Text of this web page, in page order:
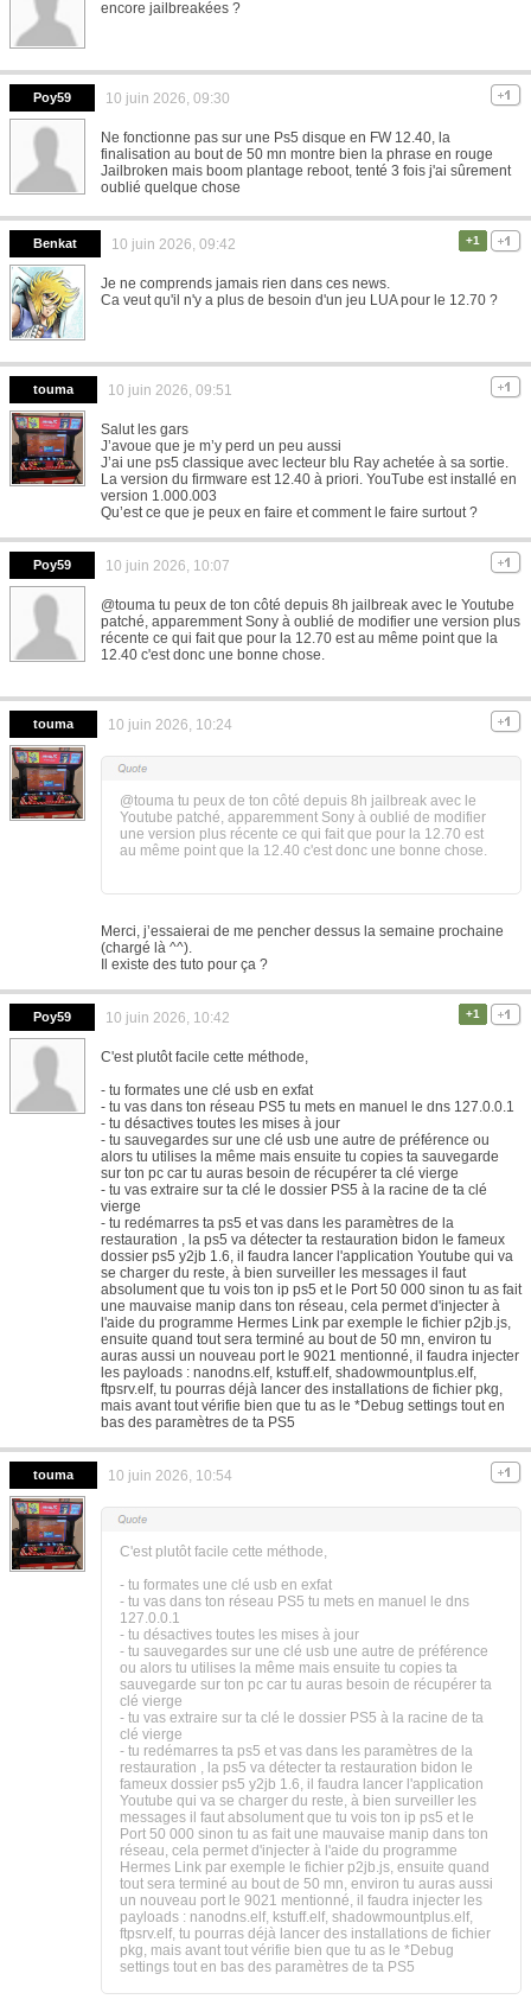
encore jailbreakées ?
Poy59 10 juin 2026, 09:30
Ne fonctionne pas sur une Ps5 disque en FW 12.40, la
finalisation au bout de 50 mn montre bien la phrase en rouge
Jailbroken mais boom plantage reboot, tenté 3 fois j'ai sûrement
oublié quelque chose
Benkat 10 juin 2026, 09:42 +1
Je ne comprends jamais rien dans ces news.
Ca veut qu'il n'y a plus de besoin d'un jeu LUA pour le 12.70 ?
touma 10 juin 2026, 09:51
Salut les gars
J’avoue que je m’y perd un peu aussi
J’ai une ps5 classique avec lecteur blu Ray achetée à sa sortie.
La version du firmware est 12.40 à priori. YouTube est installé en
version 1.000.003
Qu’est ce que je peux en faire et comment le faire surtout ?
Poy59 10 juin 2026, 10:07
@touma tu peux de ton côté depuis 8h jailbreak avec le Youtube
patché, apparemment Sony à oublié de modifier une version plus
récente ce qui fait que pour la 12.70 est au même point que la
12.40 c'est donc une bonne chose.
touma 10 juin 2026, 10:24
@touma tu peux de ton côté depuis 8h jailbreak avec le
Youtube patché, apparemment Sony à oublié de modifier
une version plus récente ce qui fait que pour la 12.70 est
au même point que la 12.40 c'est donc une bonne chose.
Merci, j’essaierai de me pencher dessus la semaine prochaine
(chargé là ^^).
Il existe des tuto pour ça ?
Poy59 10 juin 2026, 10:42 +1
C'est plutôt facile cette méthode,
- tu formates une clé usb en exfat
- tu vas dans ton réseau PS5 tu mets en manuel le dns 127.0.0.1
- tu désactives toutes les mises à jour
- tu sauvegardes sur une clé usb une autre de préférence ou
alors tu utilises la même mais ensuite tu copies ta sauvegarde
sur ton pc car tu auras besoin de récupérer ta clé vierge
- tu vas extraire sur ta clé le dossier PS5 à la racine de ta clé
vierge
- tu redémarres ta ps5 et vas dans les paramètres de la
restauration , la ps5 va détecter ta restauration bidon le fameux
dossier ps5 y2jb 1.6, il faudra lancer l'application Youtube qui va
se charger du reste, à bien surveiller les messages il faut
absolument que tu vois ton ip ps5 et le Port 50 000 sinon tu as fait
une mauvaise manip dans ton réseau, cela permet d'injecter à
l'aide du programme Hermes Link par exemple le fichier p2jb.js,
ensuite quand tout sera terminé au bout de 50 mn, environ tu
auras aussi un nouveau port le 9021 mentionné, il faudra injecter
les payloads : nanodns.elf, kstuff.elf, shadowmountplus.elf,
ftpsrv.elf, tu pourras déjà lancer des installations de fichier pkg,
mais avant tout vérifie bien que tu as le *Debug settings tout en
bas des paramètres de ta PS5
touma 10 juin 2026, 10:54
C'est plutôt facile cette méthode,
- tu formates une clé usb en exfat
- tu vas dans ton réseau PS5 tu mets en manuel le dns
127.0.0.1
- tu désactives toutes les mises à jour
- tu sauvegardes sur une clé usb une autre de préférence
ou alors tu utilises la même mais ensuite tu copies ta
sauvegarde sur ton pc car tu auras besoin de récupérer ta
clé vierge
- tu vas extraire sur ta clé le dossier PS5 à la racine de ta
clé vierge
- tu redémarres ta ps5 et vas dans les paramètres de la
restauration , la ps5 va détecter ta restauration bidon le
fameux dossier ps5 y2jb 1.6, il faudra lancer l'application
Youtube qui va se charger du reste, à bien surveiller les
messages il faut absolument que tu vois ton ip ps5 et le
Port 50 000 sinon tu as fait une mauvaise manip dans ton
réseau, cela permet d'injecter à l'aide du programme
Hermes Link par exemple le fichier p2jb.js, ensuite quand
tout sera terminé au bout de 50 mn, environ tu auras aussi
un nouveau port le 9021 mentionné, il faudra injecter les
payloads : nanodns.elf, kstuff.elf, shadowmountplus.elf,
ftpsrv.elf, tu pourras déjà lancer des installations de fichier
pkg, mais avant tout vérifie bien que tu as le *Debug
settings tout en bas des paramètres de ta PS5